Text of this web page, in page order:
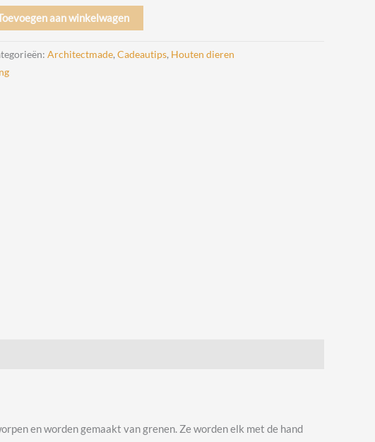
aan winkelwagen
Architectmade,Cadeautips, Houten dieren
en worden gemaakt van grenen. Ze worden elk met de hand